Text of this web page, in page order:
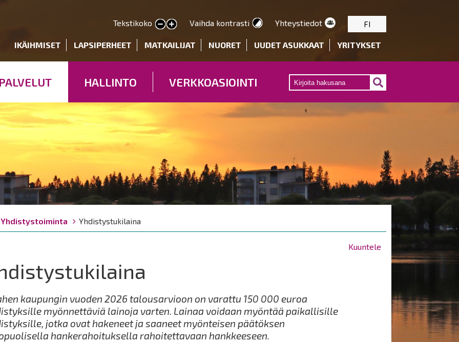
pääsisältöön
Tekstikoko
Pienennä tekstin kokoa
Suurenna tekstin kokoa Vaihda kontrasti Yhteystiedot FI
IKÄIHMISET LAPSIPERHEET MATKAILIJAT NUORET UUDET ASUKKAAT YRITYKSET
PALVELUT HALLINTO VERKKOASIOINTI
Yhdistystoiminta Yhdistystukilaina
Kuuntele
kaupungin vuoden 2026 talousarvioon on varattu 150 000 euroa
myönnettäviä lainoja varten. Lainaa voidaan myöntää paikallisille
jotka ovat hakeneet ja saaneet myönteisen päätöksen
hankerahoituksella rahoitettavaan hankkeeseen.